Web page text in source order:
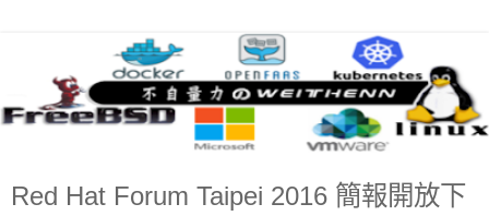
Red Hat Forum Taipei 2016 簡報開放下